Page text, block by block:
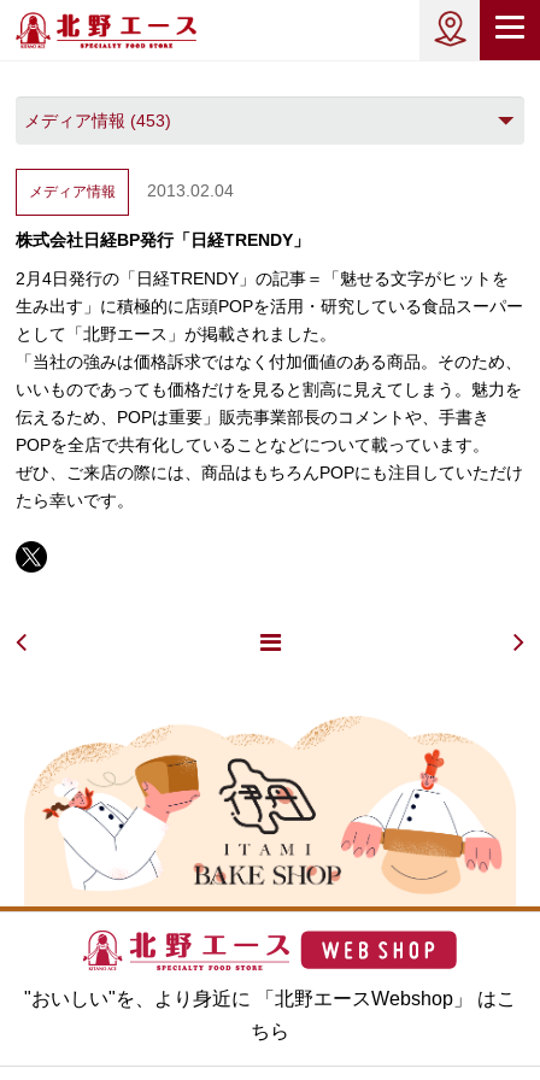
メディア情報 2013.02.04
株式会社日経BP発行「日経TRENDY」
2月4日発行の「日経TRENDY」の記事＝「魅せる文字がヒットを
生み出す」に積極的に店頭POPを活用・研究している食品スーパー
として「北野エース」が掲載されました。
「当社の強みは価格訴求ではなく付加価値のある商品。そのため、
いいものであっても価格だけを見ると割高に見えてしまう。魅力を
伝えるため、POPは重要」販売事業部長のコメントや、手書き
POPを全店で共有化していることなどについて載っています。
ぜひ、ご来店の際には、商品はもちろんPOPにも注目していただけ
たら幸いです。
"おいしい"を、より身近に 「北野エースWebshop」 はこ
ちら